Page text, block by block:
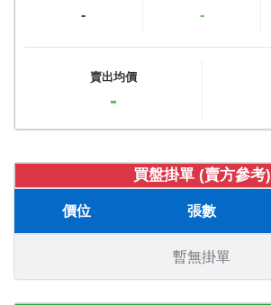
- -
賣出均價
-
買盤掛單 (賣方參考)
價位 張數
暫無掛單